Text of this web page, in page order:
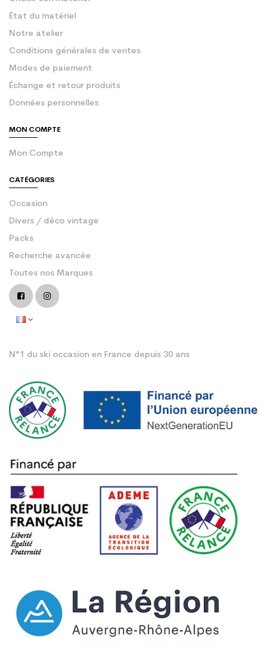
État du matériel
Notre atelier
Conditions générales de ventes
Modes de paiement
Échange et retour produits
Données personnelles
MON COMPTE
Mon Compte
CATÉGORIES
Occasion
Divers / déco vintage
Packs
Recherche avancée
Toutes nos Marques
N°1 du ski occasion en France depuis 30 ans